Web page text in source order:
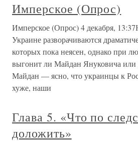
Имперское (Опрос)
Имперское (Опрос) 4 декабря,
Украине разворачиваются
которых пока неясен, однако при
выгонит ли Майдан Януковича или
Майдан — ясно, что украинцы к
хуже, наши
Глава 5. «Что по
доложить»